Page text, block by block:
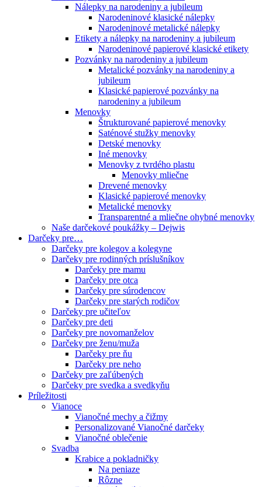
Nálepky na narodeniny a jubileum
Narodeninové klasické nálepky
Narodeninové metalické nálepky
Etikety a nálepky na narodeniny a jubileum
Narodeninové papierové klasické etikety
Pozvánky na narodeniny a jubileum
Metalické pozvánky na narodeniny a
jubileum
Klasické papierové pozvánky na
narodeniny a jubileum
Menovky
Štrukturované papierové menovky
Saténové stužky menovky
Detské menovky
Iné menovky
Menovky z tvrdého plastu
Menovky mliečne
Drevené menovky
Klasické papierové menovky
Metalické menovky
Transparentné a mliečne ohybné menovky
Naše darčekové poukážky – Dejwis
Darčeky pre…
Darčeky pre kolegov a kolegyne
Darčeky pre rodinných príslušníkov
Darčeky pre mamu
Darčeky pre otca
Darčeky pre súrodencov
Darčeky pre starých rodičov
Darčeky pre učiteľov
Darčeky pre deti
Darčeky pre novomanželov
Darčeky pre ženu/muža
Darčeky pre ňu
Darčeky pre neho
Darčeky pre zaľúbených
Darčeky pre svedka a svedkyňu
Príležitosti
Vianoce
Vianočné mechy a čižmy
Personalizované Vianočné darčeky
Vianočné oblečenie
Svadba
Krabice a pokladničky
Na peniaze
Rôzne